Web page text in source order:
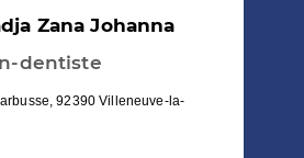
Zana Johanna
dentiste
92390 Villeneuve-la-